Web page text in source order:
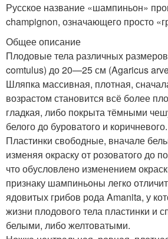
Русское название «шампиньон»
champignon, означающего просто
Общее описание
Плодовые тела различных
comtulus) до 20—25 см (Agaricus
Шляпка массивная, плотная,
возрастом становится всё более
гладкая, либо покрыта тёмными
белого до буроватого и коричневого.
Пластинки свободные, вначале
изменяя окраску от розоватого до
что обусловлено изменением
признаку шампиньоны легко
ядовитых грибов рода Amanita, у
жизни плодового тела пластинки и
белыми, либо желтоватыми.